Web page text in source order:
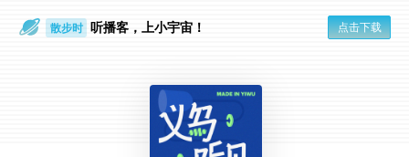
散步时 听播客，上小宇宙！ 点击下载